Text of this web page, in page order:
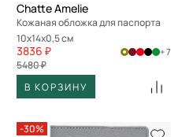
Chatte Amelie
Кожаная обложка для паспорта
10x14x0,5 см
3836 ₽
5480 ₽
+ 7
В КОРЗИНУ
-30%